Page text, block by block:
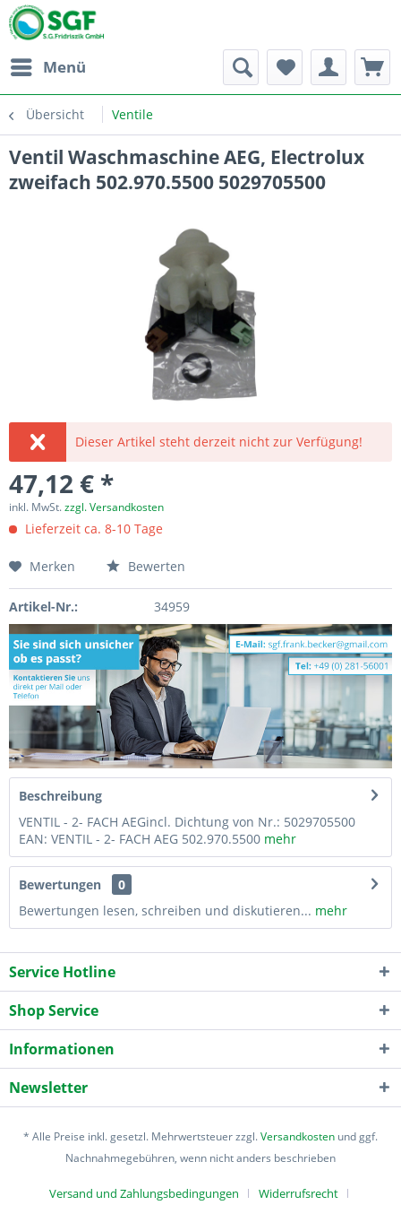
Menü
Übersicht Ventile
Ventil Waschmaschine AEG, Electrolux
zweifach 502.970.5500 5029705500
Dieser Artikel steht derzeit nicht zur Verfügung!
47,12 € *
inkl. MwSt.zzgl. Versandkosten
Lieferzeit ca. 8-10 Tage
Merken Bewerten
Artikel-Nr.: 34959
Beschreibung
VENTIL - 2- FACH AEGincl. Dichtung von Nr.: 5029705500
EAN: VENTIL - 2- FACH AEG 502.970.5500 mehr
Bewertungen
0
Bewertungen lesen, schreiben und diskutieren... mehr
Service Hotline
Shop Service
Informationen
Newsletter
* Alle Preise inkl. gesetzl. Mehrwertsteuer zzgl.Versandkosten und ggf.
Nachnahmegebühren, wenn nicht anders beschrieben
Versand und Zahlungsbedingungen Widerrufsrecht